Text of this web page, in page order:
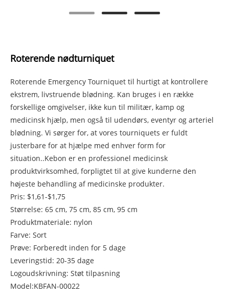
Roterende nødturniquet
Roterende Emergency Tourniquet til hurtigt at kontrollere
ekstrem, livstruende blødning. Kan bruges i en række
forskellige omgivelser, ikke kun til militær, kamp og
medicinsk hjælp, men også til udendørs, eventyr og arteriel
blødning. Vi sørger for, at vores tourniquets er fuldt
justerbare for at hjælpe med enhver form for
situation..Kebon er en professionel medicinsk
produktvirksomhed, forpligtet til at give kunderne den
højeste behandling af medicinske produkter.
Pris: $1,61-$1,75
Størrelse: 65 cm, 75 cm, 85 cm, 95 cm
Produktmateriale: nylon
Farve: Sort
Prøve: Forberedt inden for 5 dage
Leveringstid: 20-35 dage
Logoudskrivning: Støt tilpasning
Model:KBFAN-00022